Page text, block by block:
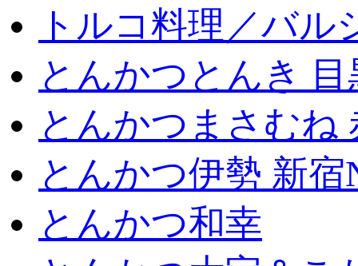
トルコ料理／バル
とんかつとんき
とんかつまさむね
とんかつ伊勢 新宿
とんかつ和幸